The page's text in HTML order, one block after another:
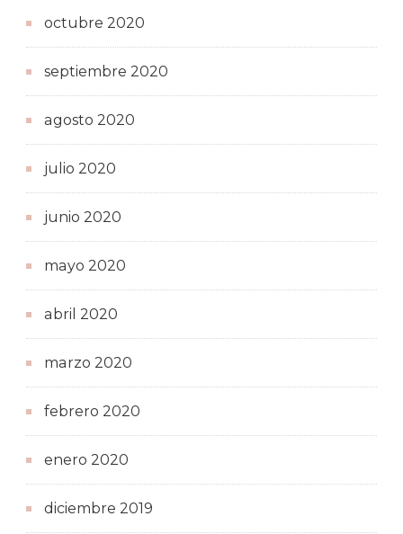
octubre 2020
septiembre 2020
agosto 2020
julio 2020
junio 2020
mayo 2020
abril 2020
marzo 2020
febrero 2020
enero 2020
diciembre 2019